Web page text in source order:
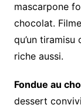
mascarpone
chocolat.
qu’un
riche aussi.
Fondue au
dessert